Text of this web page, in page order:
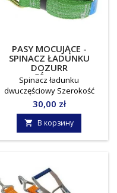
PASY MOCUJĄCE -
SPINACZ ŁADUNKU
DOZURR
DWUCZĘŚCIOWY 2000
Spinacz ładunku
dwuczęściowy Szerokość
taśmy (mm) : 35 Zdolność
mocowania przy opasaniu:
2000 daN LC w napięciu
prostym: 1000 daN Nominalna
siłą napięcia STF : 50 daN
mocujących: hak profilowy
Norma: PN - EN 12195 - 2
Jednostka miary: sztuka
Цена
30,00 zł
 В корзину